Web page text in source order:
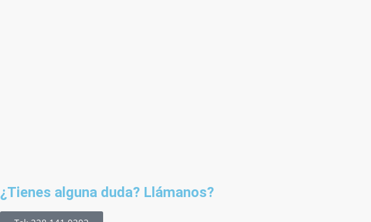
¿Tienes alguna duda? Llámanos?